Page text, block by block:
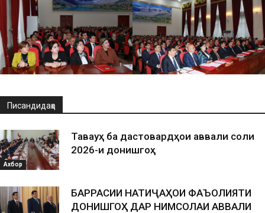
Писандидаҳо
Ахбор
Таваҷҷуҳ ба дастовардҳои аввали соли
2026-и донишгоҳ
БАРРАСИИ НАТИҶАҲОИ ФАЪОЛИЯТИ
ДОНИШГОҲ ДАР НИМСОЛАИ АВВАЛИ